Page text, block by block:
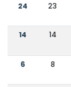
24 23
14 14
6 8